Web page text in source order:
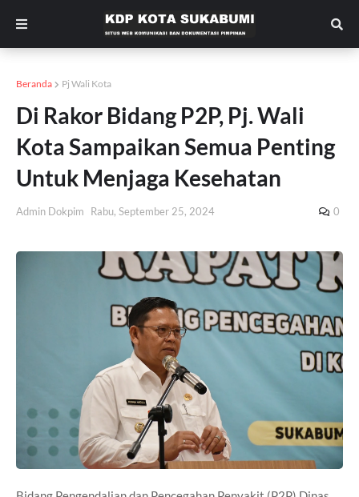
Beranda Pj Wali Kota
Di Rakor Bidang P2P, Pj. Wali
Kota Sampaikan Semua Penting
Untuk Menjaga Kesehatan
Admin Dokpim Rabu, September 25, 2024 0